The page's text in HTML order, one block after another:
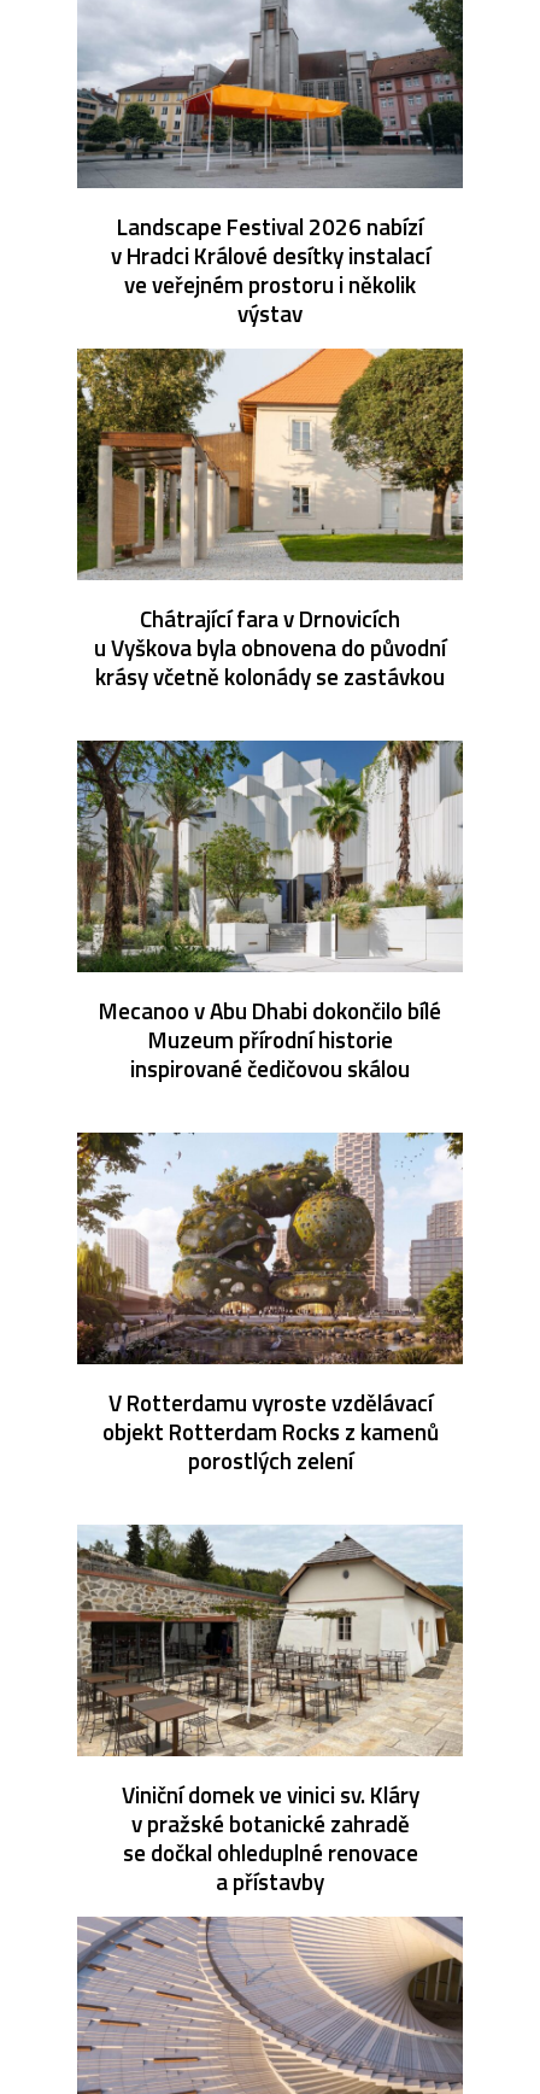
Landscape Festival 2026 nabízí
v Hradci Králové desítky instalací
ve veřejném prostoru i několik
výstav
Chátrající fara v Drnovicích
u Vyškova byla obnovena do původní
krásy včetně kolonády se zastávkou
Mecanoo v Abu Dhabi dokončilo bílé
Muzeum přírodní historie
inspirované čedičovou skálou
V Rotterdamu vyroste vzdělávací
objekt Rotterdam Rocks z kamenů
porostlých zelení
Viniční domek ve vinici sv. Kláry
v pražské botanické zahradě
se dočkal ohleduplné renovace
a přístavby